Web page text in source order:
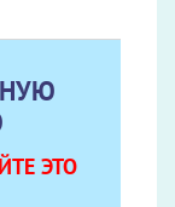
ЭТО